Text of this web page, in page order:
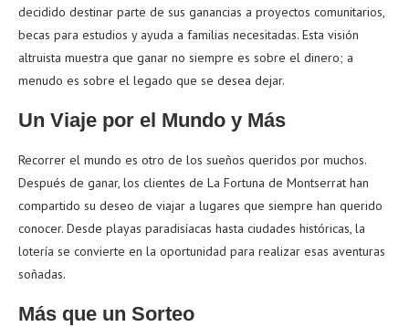
decidido destinar parte de sus ganancias a proyectos comunitarios,
becas para estudios y ayuda a familias necesitadas. Esta visión
altruista muestra que ganar no siempre es sobre el dinero; a
menudo es sobre el legado que se desea dejar.
Un Viaje por el Mundo y Más
Recorrer el mundo es otro de los sueños queridos por muchos.
Después de ganar, los clientes de La Fortuna de Montserrat han
compartido su deseo de viajar a lugares que siempre han querido
conocer. Desde playas paradisíacas hasta ciudades históricas, la
lotería se convierte en la oportunidad para realizar esas aventuras
soñadas.
Más que un Sorteo